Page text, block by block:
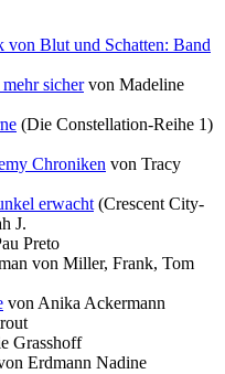
von Blut und Schatten: Band
sichervon Madeline
(Die Constellation-Reihe 1)
Chroniken von Tracy
erwacht (Crescent City-
J.
Preto
von Miller, Frank, Tom
von Anika Ackermann
Grasshoff
Erdmann Nadine